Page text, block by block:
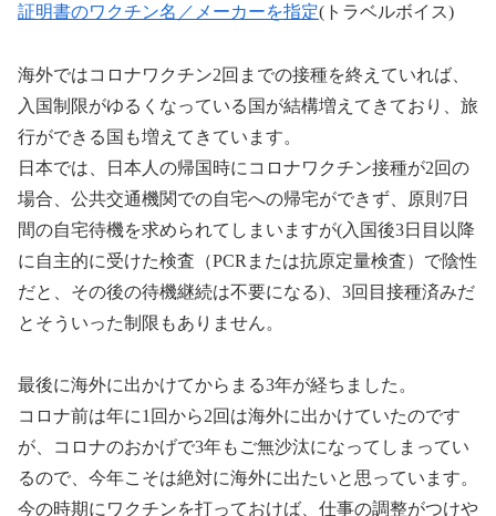
証明書のワクチン名／メーカーを指定(トラベルボイス)
海外ではコロナワクチン2回までの接種を終えていれば、
入国制限がゆるくなっている国が結構増えてきており、旅
行ができる国も増えてきています。
日本では、日本人の帰国時にコロナワクチン接種が2回の
場合、公共交通機関での自宅への帰宅ができず、原則7日
間の自宅待機を求められてしまいますが(入国後3日目以降
に自主的に受けた検査（PCRまたは抗原定量検査）で陰性
だと、その後の待機継続は不要になる)、3回目接種済みだ
とそういった制限もありません。
最後に海外に出かけてからまる3年が経ちました。
コロナ前は年に1回から2回は海外に出かけていたのです
が、コロナのおかげで3年もご無沙汰になってしまってい
るので、今年こそは絶対に海外に出たいと思っています。
今の時期にワクチンを打っておけば、仕事の調整がつけや